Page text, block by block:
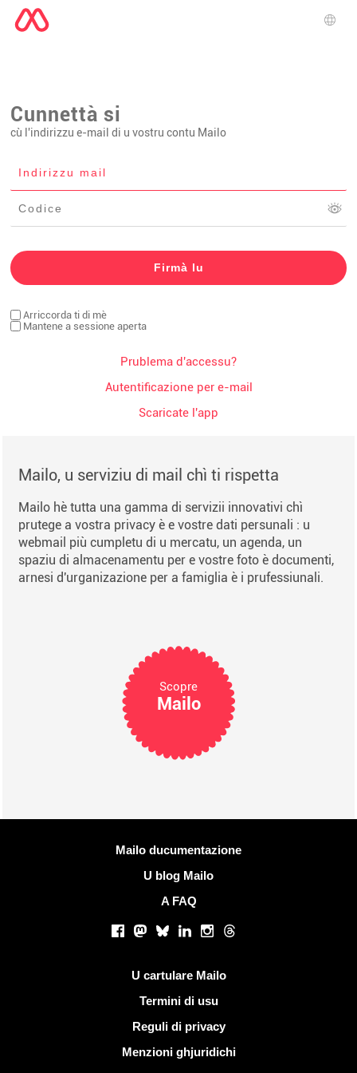
Cunnettà si
cù l'indirizzu e-mail di u vostru contu Mailo
Arriccorda ti di mè
Mantene a sessione aperta
Prublema d'accessu?
Autentificazione per e-mail
Scaricate l'app
Mailo, u serviziu di mail chì ti rispetta
Mailo hè tutta una gamma di servizii innovativi chì
prutege a vostra privacy è e vostre dati persunali : u
webmail più cumpletu di u mercatu, un agenda, un
spaziu di almacenamentu per e vostre foto è documenti,
arnesi d'urganizazione per a famiglia è i prufessiunali.
Scopre
Mailo
Mailo ducumentazione
U blog Mailo
A FAQ
Facebook
Mastodon
BlueskyLinkedInInstagram
Threads
U cartulare Mailo
Termini di usu
Reguli di privacy
Menzioni ghjuridichi